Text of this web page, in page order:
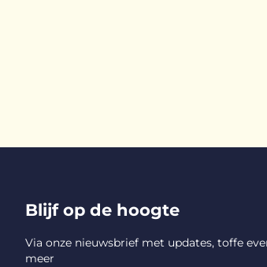
Blijf op de hoogte
Via onze nieuwsbrief met updates, toffe
meer